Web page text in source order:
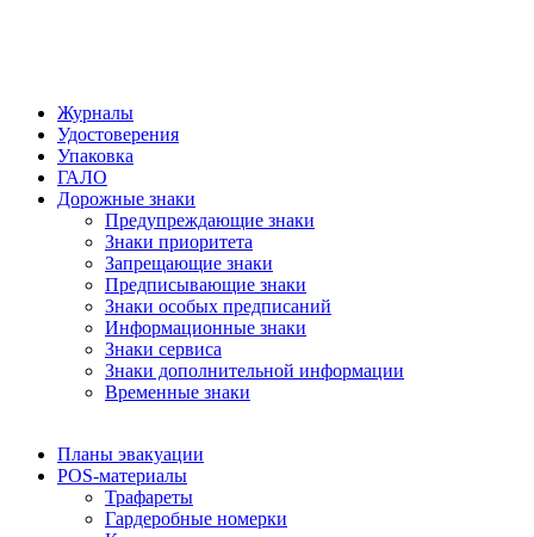
Журналы
Удостоверения
Упаковка
ГАЛО
Дорожные знаки
Предупреждающие знаки
Знаки приоритета
Запрещающие знаки
Предписывающие знаки
Знаки особых предписаний
Информационные знаки
Знаки сервиса
Знаки дополнительной информации
Временные знаки
Планы эвакуации
POS-материалы
Трафареты
Гардеробные номерки